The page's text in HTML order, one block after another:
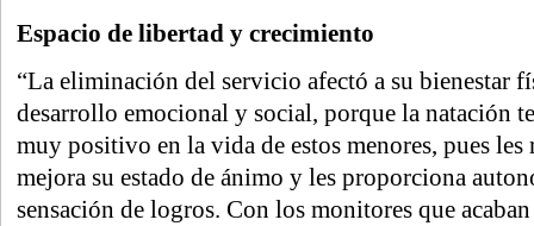
Espacio de libertad y crecimiento
“La eliminación del servicio afectó a su bienestar
desarrollo emocional y social, porque la natación
muy positivo en la vida de estos menores, pues les
mejora su estado de ánimo y les proporciona
sensación de logros. Con los monitores que